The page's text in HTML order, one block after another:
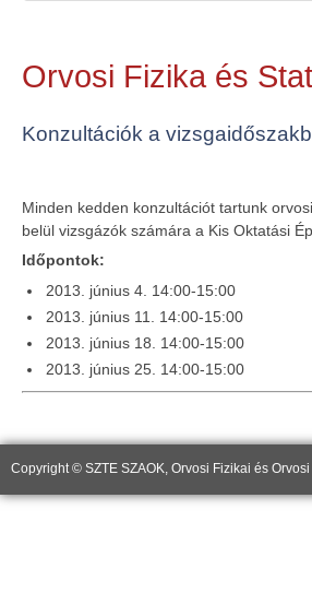
Orvosi Fizika és
Konzultációk a
Minden kedden konzultációt tartunk
belül vizsgázók számára a Kis Oktatási
Időpontok:
2013. június 4. 14:00-15:00
2013. június 11. 14:00-15:00
2013. június 18. 14:00-15:00
2013. június 25. 14:00-15:00
Copyright © SZTE SZAOK, Orvosi Fizikai és